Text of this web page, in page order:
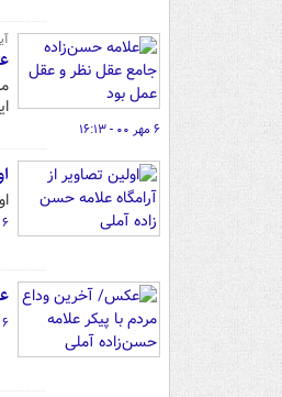
۶ مهر ۰۰ - ۱۶:۱۳
۶ مهر ۰۰ - ۱۳:۰۰
۶ مهر ۰۰ - ۱۲:۰۰